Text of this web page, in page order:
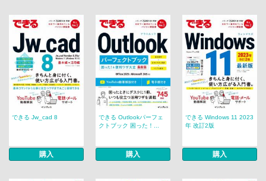
できる Jw_cad 8
購入
できる Outlookパーフェ
クトブック 困った！...
購入
できる Windows 11 2023
年 改訂2版
購入